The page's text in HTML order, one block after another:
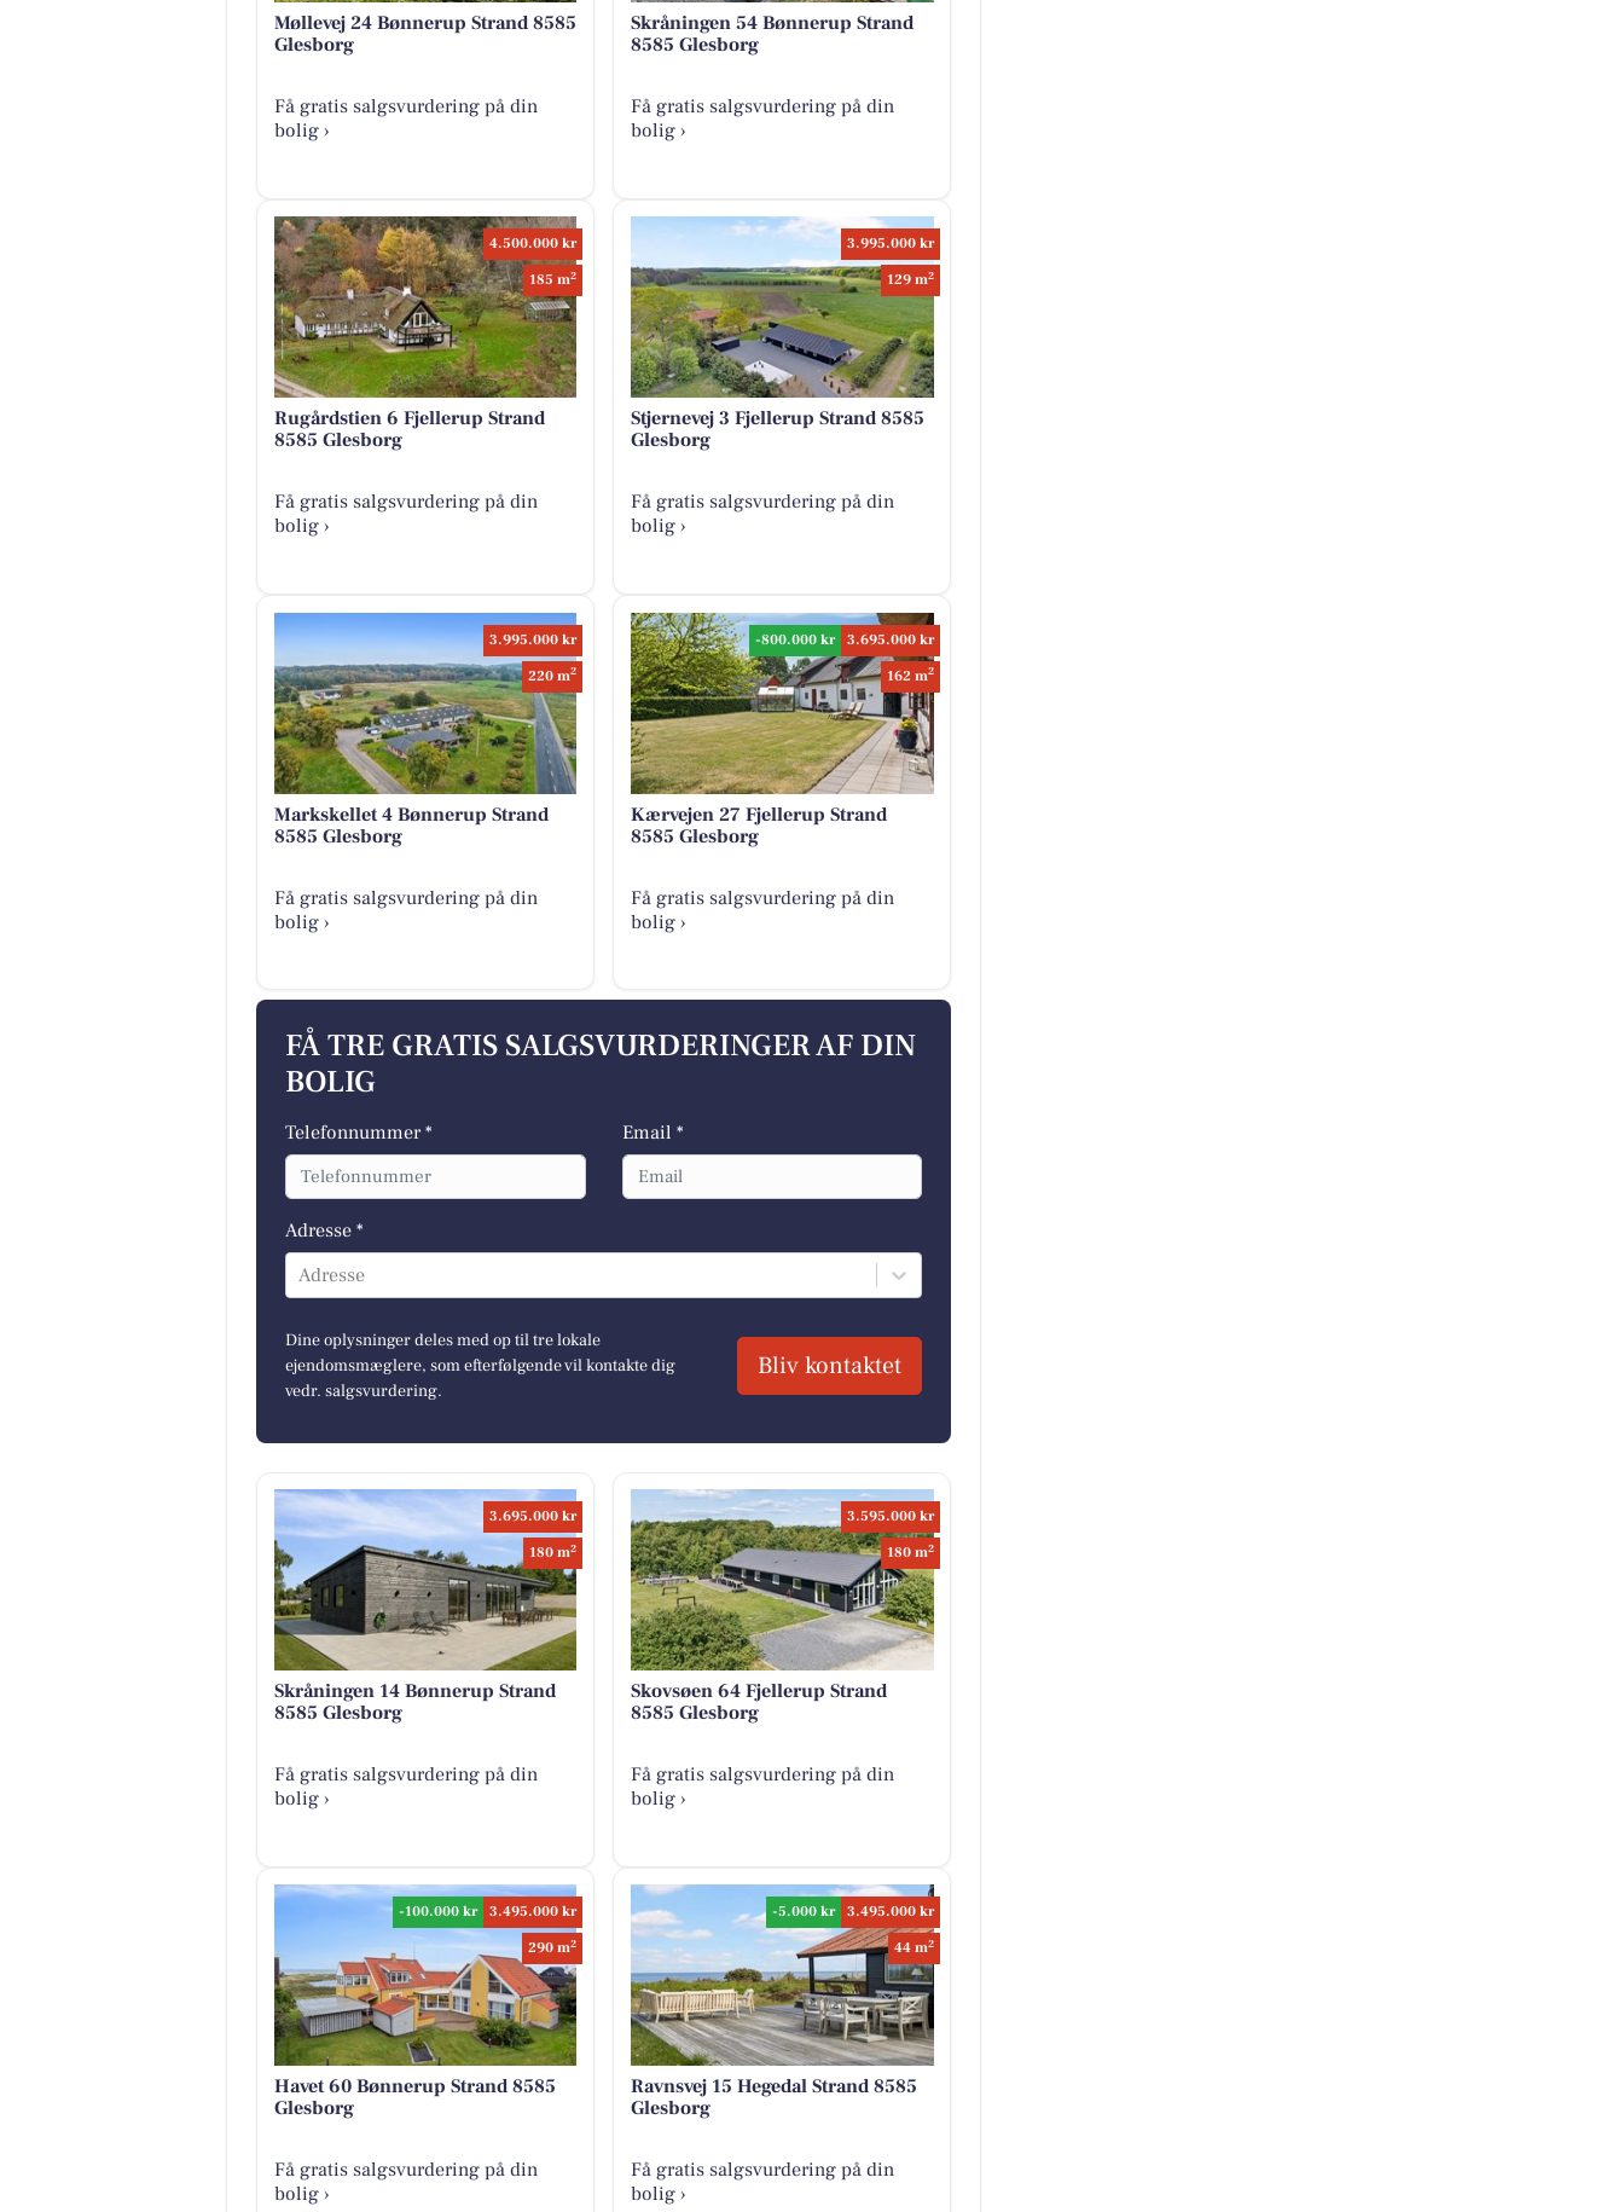
Møllevej 24 Bønnerup Strand 8585
Glesborg
Få gratis salgsvurdering på din
bolig ›
Skråningen 54 Bønnerup Strand
8585 Glesborg
Få gratis salgsvurdering på din
bolig ›
4.500.000 kr
185 m2
Rugårdstien 6 Fjellerup Strand
8585 Glesborg
Få gratis salgsvurdering på din
bolig ›
3.995.000 kr
129 m2
Stjernevej 3 Fjellerup Strand 8585
Glesborg
Få gratis salgsvurdering på din
bolig ›
3.995.000 kr
220 m2
Markskellet 4 Bønnerup Strand
8585 Glesborg
Få gratis salgsvurdering på din
bolig ›
-800.000 kr
3.695.000 kr
162 m2
Kærvejen 27 Fjellerup Strand
8585 Glesborg
Få gratis salgsvurdering på din
bolig ›
FÅ TRE GRATIS SALGSVURDERINGER AF DIN
BOLIG
Telefonnummer * Email *
Adresse *
Adresse
Dine oplysninger deles med op til tre lokale
ejendomsmæglere, som efterfølgende vil kontakte dig
vedr. salgsvurdering.
Bliv kontaktet
3.695.000 kr
180 m2
Skråningen 14 Bønnerup Strand
8585 Glesborg
Få gratis salgsvurdering på din
bolig ›
3.595.000 kr
180 m2
Skovsøen 64 Fjellerup Strand
8585 Glesborg
Få gratis salgsvurdering på din
bolig ›
-100.000 kr
3.495.000 kr
290 m2
Havet 60 Bønnerup Strand 8585
Glesborg
Få gratis salgsvurdering på din
bolig ›
-5.000 kr
3.495.000 kr
44 m2
Ravnsvej 15 Hegedal Strand 8585
Glesborg
Få gratis salgsvurdering på din
bolig ›